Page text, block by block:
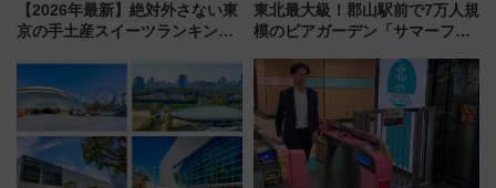
【2026年最新】絶対外さない東
京の手土産スイーツランキング
東北最大級！郡山駅前で7万人規
模のビアガーデン「サマーフェ
7/24-26開催！ 有料席はJRE
MALLで予約可能